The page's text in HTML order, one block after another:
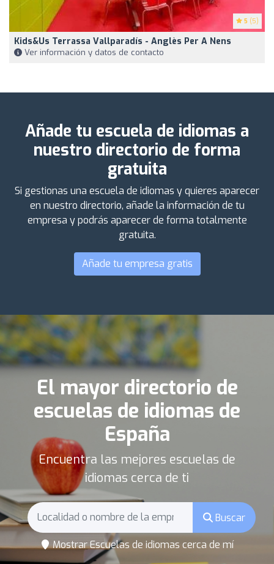
5 (5)
Kids&Us Terrassa Vallparadís - Anglès Per A Nens
Ver información y datos de contacto
Añade tu escuela de idiomas a
nuestro directorio de forma
gratuita
Si gestionas una escuela de idiomas y quieres aparecer
en nuestro directorio, añade la información de tu
empresa y podrás aparecer de forma totalmente
gratuita.
Añade tu empresa gratis
El mayor directorio de
escuelas de idiomas de
España
Encuentra las mejores escuelas de
idiomas cerca de ti
Buscar
Mostrar Escuelas de idiomas cerca de mí